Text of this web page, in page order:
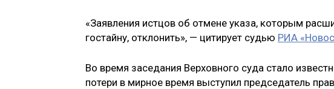
«Заявления истцов об отмене указа, которым
гостайну, отклонить», — цитирует судью РИА
Во время заседания Верховного суда стало
потери в мирное время выступил председатель